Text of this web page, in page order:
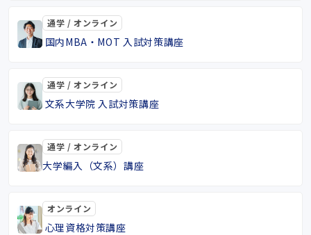
通学 / オンライン
国内MBA・MOT 入試対策講座
通学 / オンライン
文系大学院 入試対策講座
通学 / オンライン
大学編入（文系）講座
オンライン
心理資格対策講座